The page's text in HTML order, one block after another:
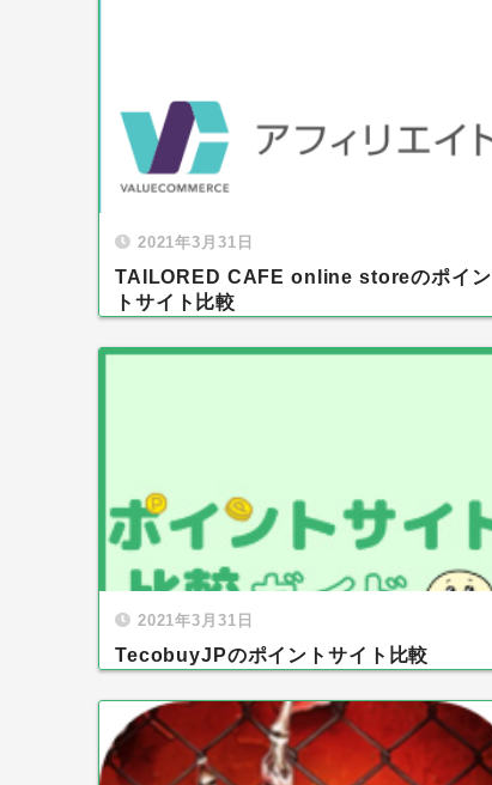
2021年3月31日
TAILORED CAFE online storeのポイン
トサイト比較
2021年3月31日
TecobuyJPのポイントサイト比較